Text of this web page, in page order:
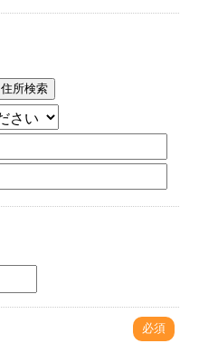
住所検索
必須